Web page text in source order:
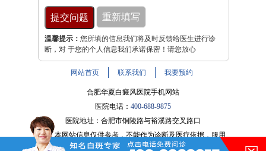
温馨提示： 您所填的信息我们将及时反馈给医生进行诊
断，对 于您的个人信息我们承诺保密！请您放心
网站首页 联系我们 我要预约
合肥华夏白癜风医院手机网站
医院电话： 400-688-9875
医院地址：合肥市铜陵路与裕溪路交叉路口
注：本网站信息仅供参考，不能作为诊断及医疗依据，服用
药物或进行治疗时请遵医嘱。如有转载或引用文章涉及版权
在的，请讲！